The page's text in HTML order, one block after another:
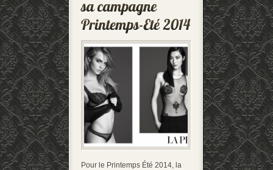
Pour le Printemps Été 2014, la